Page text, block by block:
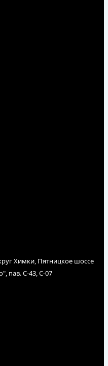
Химки, Пятницкое шоссе
пав. С-43, С-07